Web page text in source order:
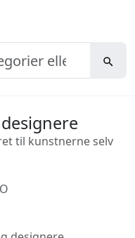
til kunstnerne selv